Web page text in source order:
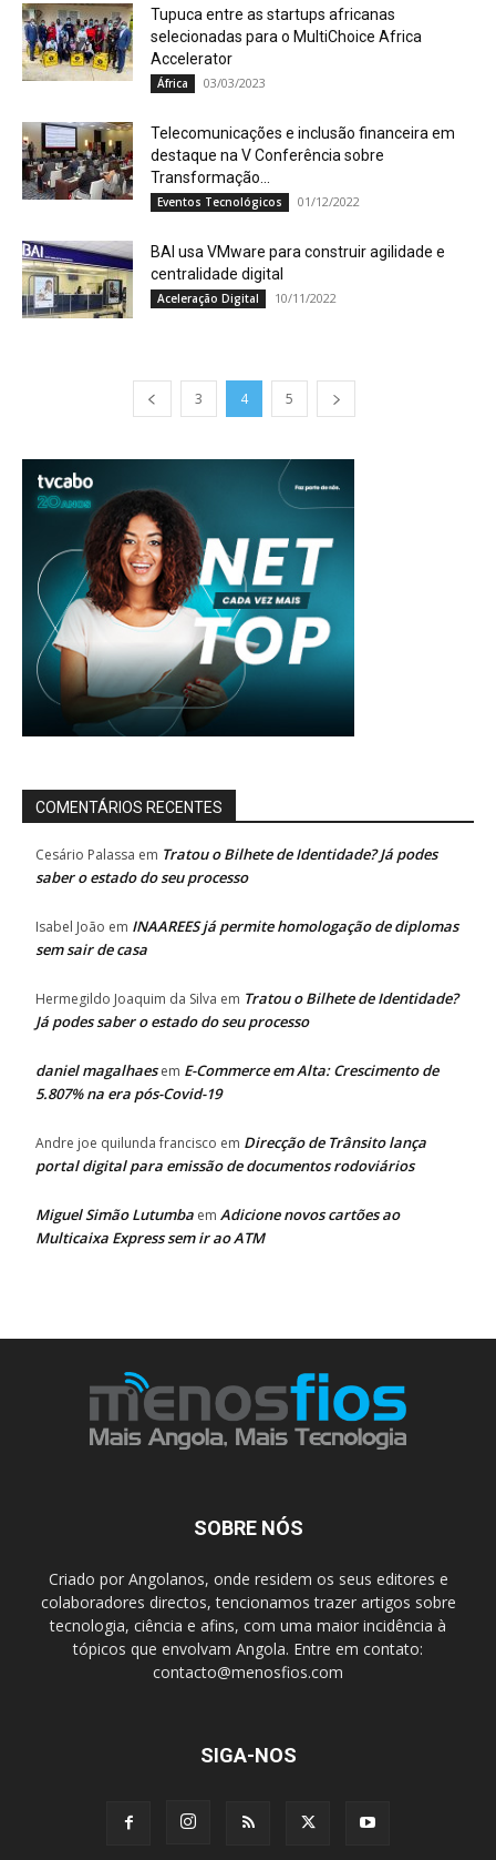
Tupuca entre as startups africanas
selecionadas para o MultiChoice Africa
Accelerator
África 03/03/2023
Telecomunicações e inclusão financeira em
destaque na V Conferência sobre
Transformação...
Eventos Tecnológicos 01/12/2022
BAI usa VMware para construir agilidade e
centralidade digital
Aceleração Digital 10/11/2022
3 4 5
COMENTÁRIOS RECENTES
Cesário Palassa em Tratou o Bilhete de Identidade? Já podes
saber o estado do seu processo
Isabel João em INAAREES já permite homologação de diplomas
sem sair de casa
Hermegildo Joaquim da Silva em Tratou o Bilhete de Identidade?
Já podes saber o estado do seu processo
daniel magalhaesem E-Commerce em Alta: Crescimento de
5.807% na era pós-Covid-19
Andre joe quilunda francisco em Direcção de Trânsito lança
portal digital para emissão de documentos rodoviários
Miguel Simão Lutumba em Adicione novos cartões ao
Multicaixa Express sem ir ao ATM
SOBRE NÓS
Criado por Angolanos, onde residem os seus editores e
colaboradores directos, tencionamos trazer artigos sobre
tecnologia, ciência e afins, com uma maior incidência à
tópicos que envolvam Angola. Entre em contato:
contacto@menosfios.com
SIGA-NOS